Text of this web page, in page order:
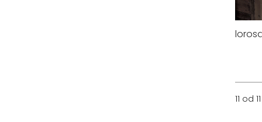
11 od 11